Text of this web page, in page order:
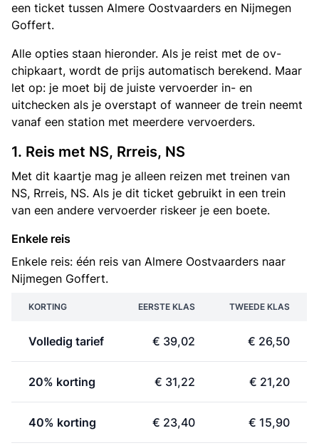
een ticket tussen Almere Oostvaarders en Nijmegen
Goffert.
Alle opties staan hieronder. Als je reist met de ov-
chipkaart, wordt de prijs automatisch berekend. Maar
let op: je moet bij de juiste vervoerder in- en
uitchecken als je overstapt of wanneer de trein neemt
vanaf een station met meerdere vervoerders.
1. Reis met NS, Rrreis, NS
Met dit kaartje mag je alleen reizen met treinen van
NS, Rrreis, NS. Als je dit ticket gebruikt in een trein
van een andere vervoerder riskeer je een boete.
Enkele reis
Enkele reis: één reis van Almere Oostvaarders naar
Nijmegen Goffert.
KORTING EERSTE KLAS TWEEDE KLAS
Volledig tarief € 39,02 € 26,50
20% korting € 31,22 € 21,20
40% korting € 23,40 € 15,90